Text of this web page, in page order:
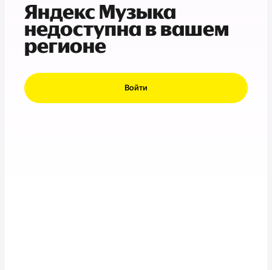
Яндекс Музыка
недоступна в вашем
регионе
Войти